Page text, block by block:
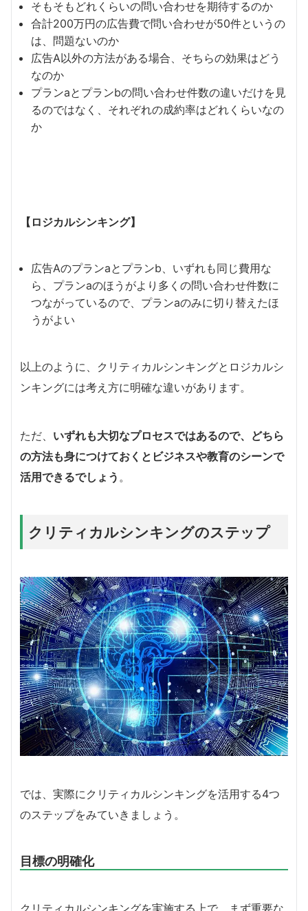
そもそもどれくらいの問い合わせを期待するのか
合計200万円の広告費で問い合わせが50件というの
は、問題ないのか
広告A以外の方法がある場合、そちらの効果はどう
なのか
プランaとプランbの問い合わせ件数の違いだけを見
るのではなく、それぞれの成約率はどれくらいなの
か
【ロジカルシンキング】
広告Aのプランaとプランb、いずれも同じ費用な
ら、プランaのほうがより多くの問い合わせ件数に
つながっているので、プランaのみに切り替えたほ
うがよい
以上のように、クリティカルシンキングとロジカルシ
ンキングには考え方に明確な違いがあります。
ただ、 いずれも大切なプロセスではあるので、どちら
の方法も身につけておくとビジネスや教育のシーンで
活用できるでしょう 。
クリティカルシンキングのステップ
では、実際にクリティカルシンキングを活用する4つ
のステップをみていきましょう。
目標の明確化
クリティカルシンキングを実施する上で、まず重要な